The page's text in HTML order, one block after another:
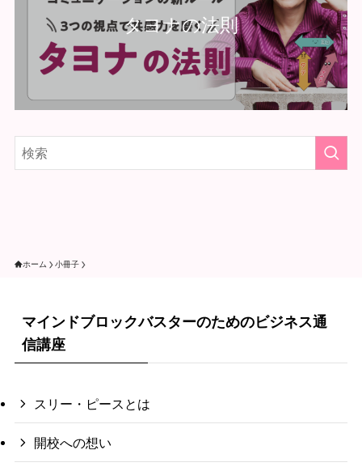
タヨナの法則
ホーム 小冊子
マインドブロックバスターのためのビジネス通
信講座
スリー・ピースとは
開校への想い